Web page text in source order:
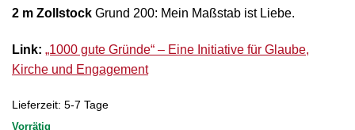
2 m Zollstock Grund 200: Mein Maßstab ist Liebe.
Link: „1000 gute Gründe“ – Eine Initiative für Glaube,
Kirche und Engagement
Lieferzeit: 5-7 Tage
Vorrätig